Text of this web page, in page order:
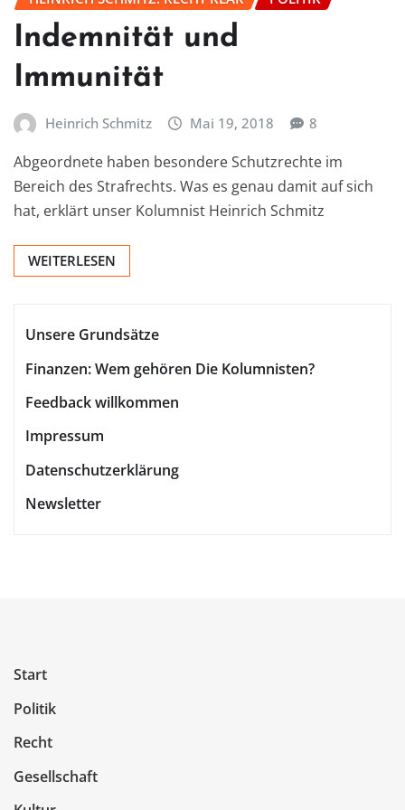
Indemnität und
Immunität
Heinrich Schmitz Mai 19, 2018 8
Abgeordnete haben besondere Schutzrechte im
Bereich des Strafrechts. Was es genau damit auf sich
hat, erklärt unser Kolumnist Heinrich Schmitz
WEITERLESEN
Unsere Grundsätze
Finanzen: Wem gehören Die Kolumnisten?
Feedback willkommen
Impressum
Datenschutzerklärung
Newsletter
Start
Politik
Recht
Gesellschaft